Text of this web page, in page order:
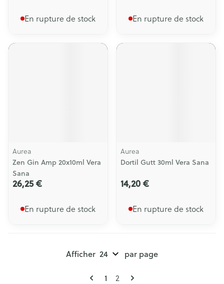
En rupture de stock En rupture de stock
Aurea
Zen Gin Amp 20x10ml Vera
Sana
26,25 €
En rupture de stock
Aurea
Dortil Gutt 30ml Vera Sana
14,20 €
En rupture de stock
Pages
Vous lisez actuellement la page
1 Page
2
Afficher par page